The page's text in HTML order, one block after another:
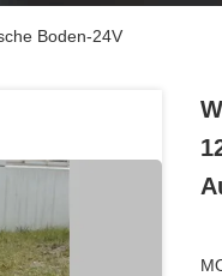
Boden-24V